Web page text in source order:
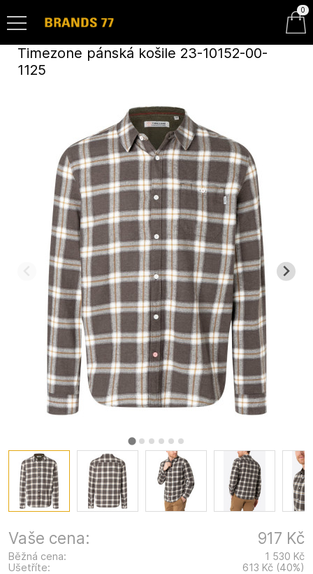
Timezone pánská košile 23-10152-00-
1125
Vaše cena: 917 Kč
Běžná cena:
1 530 Kč
Ušetříte:
613 Kč (40%)
0